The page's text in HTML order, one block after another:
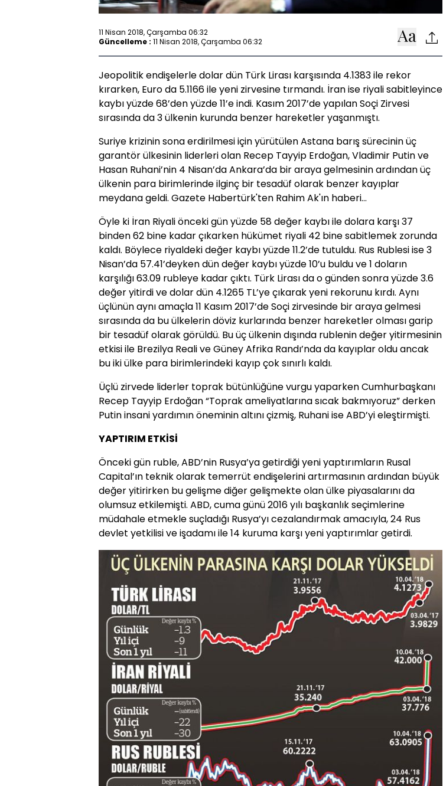
11 Nisan 2018, Çarşamba 06:32
Güncelleme : 11 Nisan 2018, Çarşamba 06:32
Jeopolitik endişelerle dolar dün Türk Lirası karşısında 4.1383 ile rekor
kırarken, Euro da 5.1166 ile yeni zirvesine tırmandı. İran ise riyali sabitleyince
kaybı yüzde 68’den yüzde 11’e indi. Kasım 2017’de yapılan Soçi Zirvesi
sırasında da 3 ülkenin kurunda benzer hareketler yaşanmıştı.
Suriye krizinin sona erdirilmesi için yürütülen Astana barış sürecinin üç
garantör ülkesinin liderleri olan Recep Tayyip Erdoğan, Vladimir Putin ve
Hasan Ruhani’nin 4 Nisan’da Ankara’da bir araya gelmesinin ardından üç
ülkenin para birimlerinde ilginç bir tesadüf olarak benzer kayıplar
meydana geldi. Gazete Habertürk'ten Rahim Ak'ın haberi...
Öyle ki İran Riyali önceki gün yüzde 58 değer kaybı ile dolara karşı 37
binden 62 bine kadar çıkarken hükümet riyali 42 bine sabitlemek zorunda
kaldı. Böylece riyaldeki değer kaybı yüzde 11.2’de tutuldu. Rus Rublesi ise 3
Nisan’da 57.41’deyken dün değer kaybı yüzde 10’u buldu ve 1 doların
karşılığı 63.09 rubleye kadar çıktı. Türk Lirası da o günden sonra yüzde 3.6
değer yitirdi ve dolar dün 4.1265 TL’ye çıkarak yeni rekorunu kırdı. Aynı
üçlünün aynı amaçla 11 Kasım 2017’de Soçi zirvesinde bir araya gelmesi
sırasında da bu ülkelerin döviz kurlarında benzer hareketler olması garip
bir tesadüf olarak görüldü. Bu üç ülkenin dışında rublenin değer yitirmesinin
etkisi ile Brezilya Reali ve Güney Afrika Randı’nda da kayıplar oldu ancak
bu iki ülke para birimlerindeki kayıp çok sınırlı kaldı.
Üçlü zirvede liderler toprak bütünlüğüne vurgu yaparken Cumhurbaşkanı
Recep Tayyip Erdoğan “Toprak ameliyatlarına sıcak bakmıyoruz” derken
Putin insani yardımın öneminin altını çizmiş, Ruhani ise ABD’yi eleştirmişti.
YAPTIRIM ETKİSİ
Önceki gün ruble, ABD’nin Rusya’ya getirdiği yeni yaptırımların Rusal
Capital’ın teknik olarak temerrüt endişelerini artırmasının ardından büyük
değer yitirirken bu gelişme diğer gelişmekte olan ülke piyasalarını da
olumsuz etkilemişti. ABD, cuma günü 2016 yılı başkanlık seçimlerine
müdahale etmekle suçladığı Rusya’yı cezalandırmak amacıyla, 24 Rus
devlet yetkilisi ve işadamı ile 14 kuruma karşı yeni yaptırımlar getirdi.